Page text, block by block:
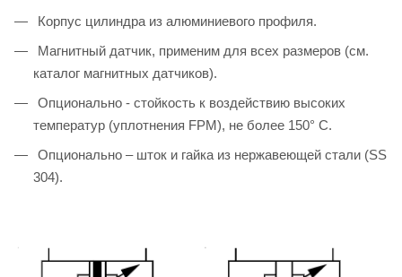
Корпус цилиндра из алюминиевого профиля.
Магнитный датчик, применим для всех размеров (см.
каталог магнитных датчиков).
Опционально - стойкость к воздействию высоких
температур (уплотнения FPM), не более 150° C.
Опционально – шток и гайка из нержавеющей стали (SS
304).